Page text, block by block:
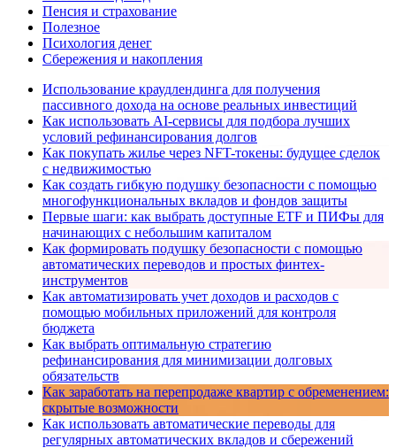
Пенсия и страхование
Полезное
Психология денег
Сбережения и накопления
Использование краудлендинга для получения
пассивного дохода на основе реальных инвестиций
Как использовать AI-сервисы для подбора лучших
условий рефинансирования долгов
Как покупать жилье через NFT-токены: будущее сделок
с недвижимостью
Как создать гибкую подушку безопасности с помощью
многофункциональных вкладов и фондов защиты
Первые шаги: как выбрать доступные ETF и ПИФы для
начинающих с небольшим капиталом
Как формировать подушку безопасности с помощью
автоматических переводов и простых финтех-
инструментов
Как автоматизировать учет доходов и расходов с
помощью мобильных приложений для контроля
бюджета
Как выбрать оптимальную стратегию
рефинансирования для минимизации долговых
обязательств
Как заработать на перепродаже квартир с обременением:
скрытые возможности
Как использовать автоматические переводы для
регулярных автоматических вкладов и сбережений